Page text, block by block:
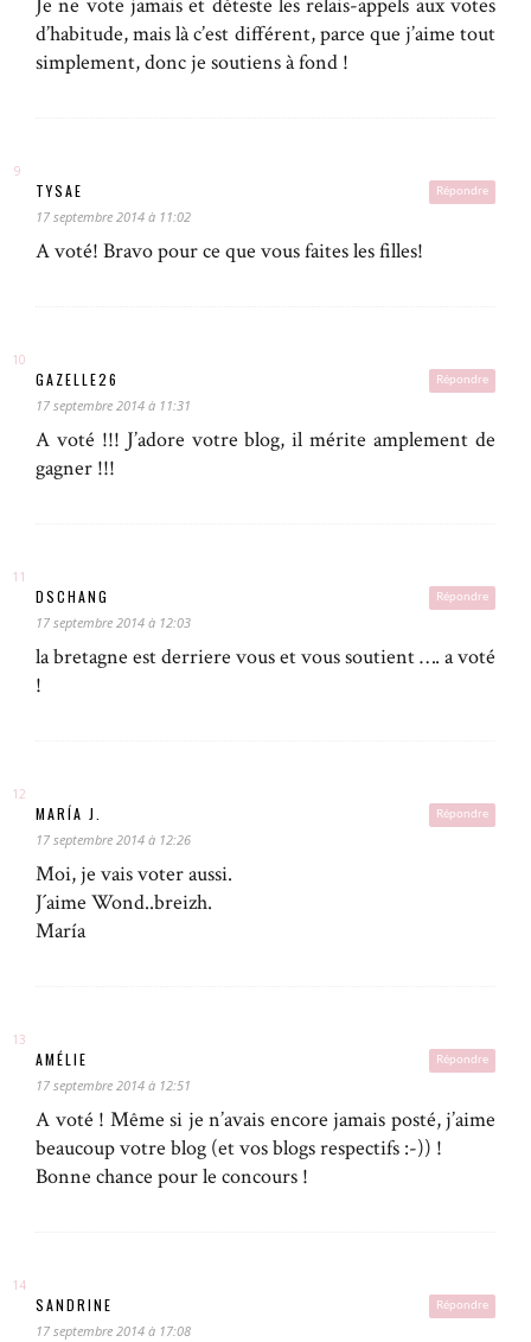
Je ne vote jamais et déteste les relais-appels aux votes
d’habitude, mais là c’est différent, parce que j’aime tout
simplement, donc je soutiens à fond !
Répondre
TYSAE
17 septembre 2014 à 11:02
A voté! Bravo pour ce que vous faites les filles!
Répondre
GAZELLE26
17 septembre 2014 à 11:31
A voté !!! J’adore votre blog, il mérite amplement de
gagner !!!
Répondre
DSCHANG
17 septembre 2014 à 12:03
la bretagne est derriere vous et vous soutient …. a voté
!
Répondre
MARÍA J.
17 septembre 2014 à 12:26
Moi, je vais voter aussi.
J´aime Wond..breizh.
María
Répondre
AMÉLIE
17 septembre 2014 à 12:51
A voté ! Même si je n’avais encore jamais posté, j’aime
beaucoup votre blog (et vos blogs respectifs :-)) !
Bonne chance pour le concours !
Répondre
SANDRINE
17 septembre 2014 à 17:08